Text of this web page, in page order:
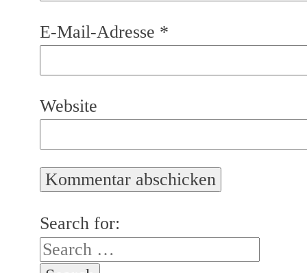
E-Mail-Adresse *
Website
Search for: